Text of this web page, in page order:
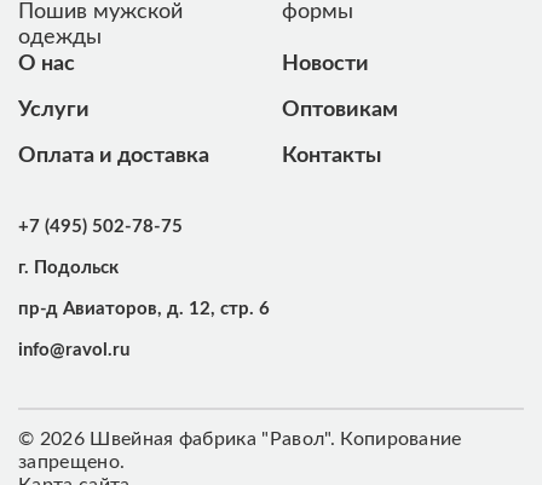
Пошив мужской
одежды
формы
О нас
Услуги
Оплата и доставка
Новости
Оптовикам
Контакты
+7 (495) 502-78-75
г. Подольск
пр-д Авиаторов, д. 12, стр. 6
info@ravol.ru
© 2026 Швейная фабрика "Равол". Копирование
запрещено.